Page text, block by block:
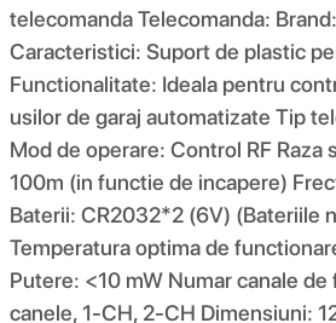
telecomanda Telecomanda:
Caracteristici: Suport de plastic
Functionalitate: Ideala pentru
usilor de garaj automatizate Tip
Mod de operare: Control RF Raza
100m (in functie de incapere)
Baterii: CR2032*2 (6V) (Bateriile
Temperatura optima de
Putere: <10 mW Numar canale
canele, 1-CH, 2-CH Dimensiuni: